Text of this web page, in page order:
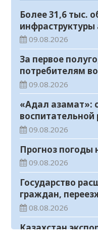
Более 31,6 тыс.
с инвалидностью
09.08.2026
За первое
потребителям
тенге
09.08.2026
«Адал азамат»:
учебном году
09.08.2026
Прогноз погоды
09.08.2026
Государство
граждан,
регионы для
08.08.2026
Казахстан